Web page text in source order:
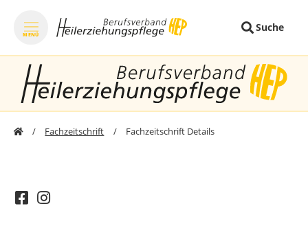
MENÜ
Suche
zum Inhalt springen
Fachzeitschrift Fachzeitschrift Details